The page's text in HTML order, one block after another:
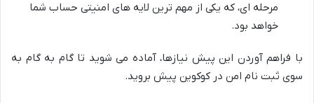
مرحله ای، که یکی از مهم ترین لایه های امنیتی حساب شما
خواهد بود.
با فراهم آوردن این پیش نیازها، آماده می شوید تا گام به گام به
سوی ثبت نام امن در کوکوین پیش بروید.